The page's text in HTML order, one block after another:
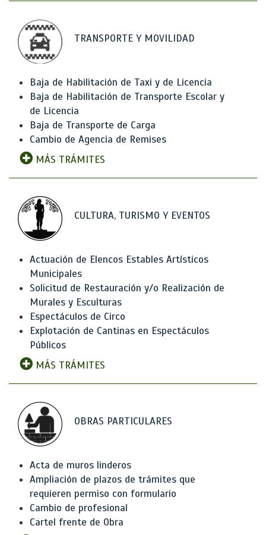
TRANSPORTE Y MOVILIDAD
Baja de Habilitación de Taxi y de Licencia
Baja de Habilitación de Transporte Escolar y
de Licencia
Baja de Transporte de Carga
Cambio de Agencia de Remises
MÁS TRÁMITES
CULTURA, TURISMO Y EVENTOS
Actuación de Elencos Estables Artísticos
Municipales
Solicitud de Restauración y/o Realización de
Murales y Esculturas
Espectáculos de Circo
Explotación de Cantinas en Espectáculos
Públicos
MÁS TRÁMITES
OBRAS PARTICULARES
Acta de muros linderos
Ampliación de plazos de trámites que
requieren permiso con formulario
Cambio de profesional
Cartel frente de Obra